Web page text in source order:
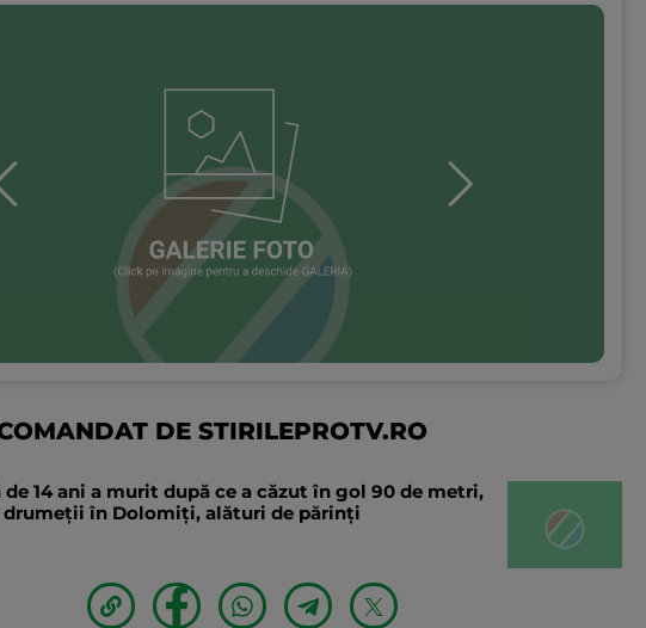
DE STIRILEPROTV.RO
14 ani a murit după ce a căzut în gol 90 de metri,
în Dolomiți, alături de părinți